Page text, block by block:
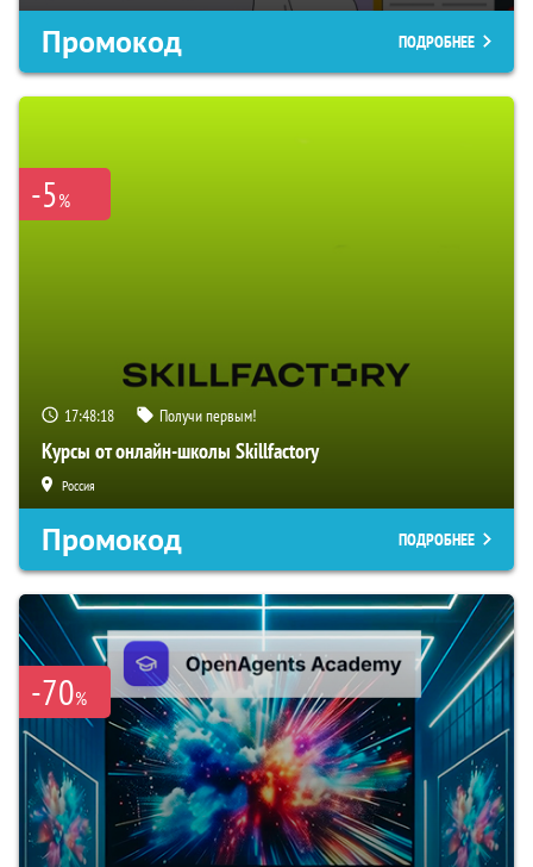
Промокод ПОДРОБНЕЕ
-5%
17:48:17 Получи первым!
Курсы от онлайн-школы Skillfactory
Россия
Промокод ПОДРОБНЕЕ
-70%